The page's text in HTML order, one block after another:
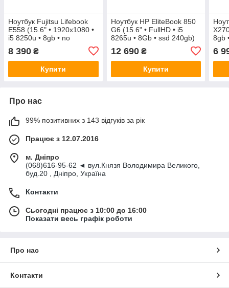
Ноутбук Fujitsu Lifebook
E558 (15.6" • 1920x1080 •
i5 8250u • 8gb • no
8 390 ₴
Купити
Ноутбук HP EliteBook 850
G6 (15.6" • FullHD • i5
8265u • 8Gb • ssd 240gb)
12 690₴
Купити
8gb
6
Про нас
99% позитивних з 143 відгуків за рік
Працює з 12.07.2016
м. Дніпро
(068)616-95-62 ◄ вул.Князя Володимира Великого,
буд.20 , Дніпро, Україна
Контакти
Сьогодні працює з 10:00 до 16:00
Показати весь графік роботи
Про нас
Контакти